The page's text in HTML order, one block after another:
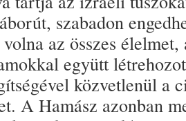
szabadon
az összes
együtt
közvetlenül a
A Hamász azonban